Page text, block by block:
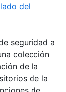
del
seguridad a
colección
de la
de la
de